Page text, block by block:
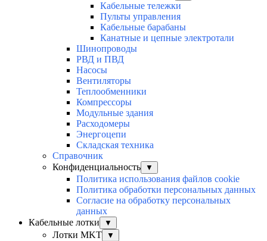
Кабельные тележки
Пульты управления
Кабельные барабаны
Канатные и цепные электротали
Шинопроводы
РВД и ПВД
Насосы
Вентиляторы
Теплообменники
Компрессоры
Модульные здания
Расходомеры
Энергоцепи
Складская техника
Справочник
Конфиденциальность
▼
Политика использования файлов cookie
Политика обработки персональных данных
Согласие на обработку персональных
данных
Кабельные лотки
▼
Лотки MKT ▼